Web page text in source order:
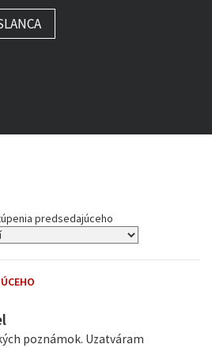
predsedajúceho
poznámok. Uzatváram